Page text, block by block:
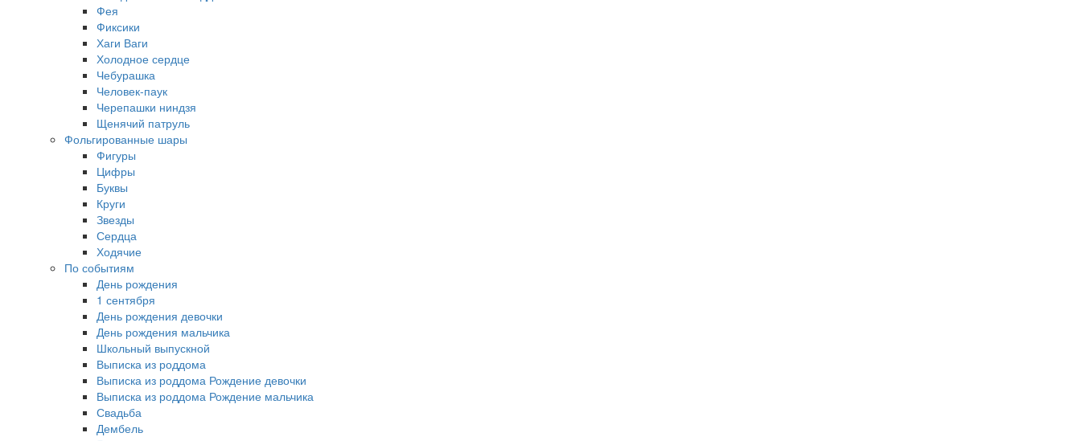
Фея
Фиксики
Хаги Ваги
Холодное сердце
Чебурашка
Человек-паук
Черепашки ниндзя
Щенячий патруль
Фольгированные шары
Фигуры
Цифры
Буквы
Круги
Звезды
Сердца
Ходячие
По событиям
День рождения
1 сентября
День рождения девочки
День рождения мальчика
Школьный выпускной
Выписка из роддома
Выписка из роддома Рождение девочки
Выписка из роддома Рождение мальчика
Свадьба
Дембель